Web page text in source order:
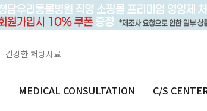
MEDICAL CONSULTATION C/S